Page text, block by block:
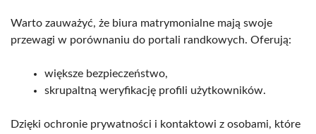
Warto zauważyć, że biura matrymonialne mają swoje
przewagi w porównaniu do portali randkowych. Oferują:
większe bezpieczeństwo,
skrupaltną weryfikację profili użytkowników.
Dzięki ochronie prywatności i kontaktowi z osobami, które